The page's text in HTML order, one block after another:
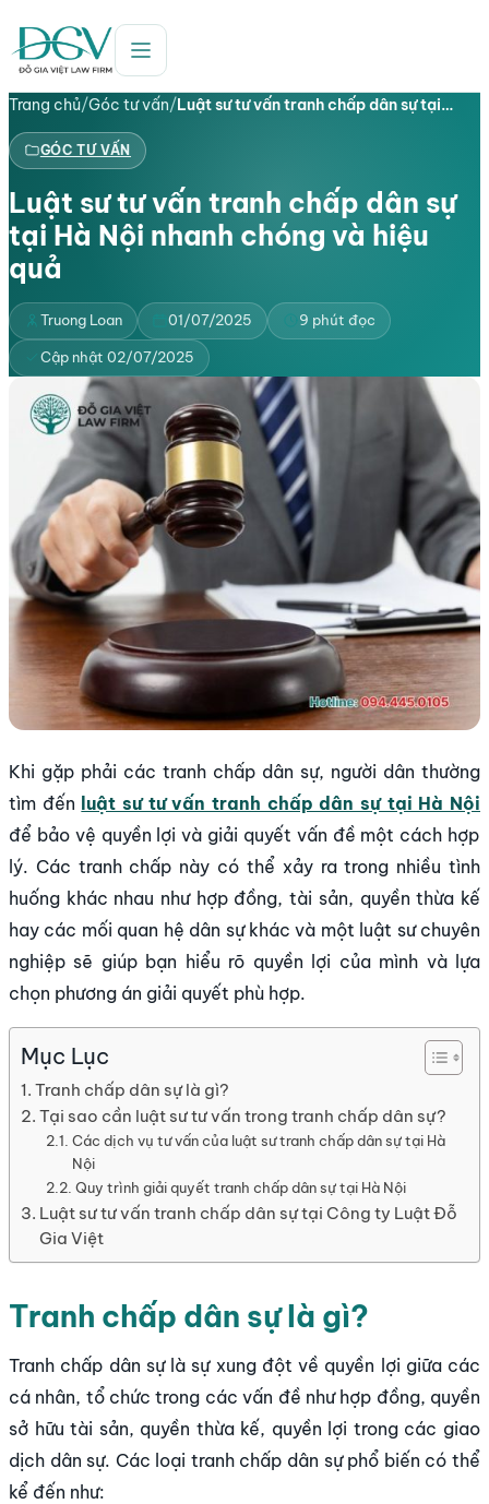
Trang chủ/Góc tư vấn/Luật sư tư vấn tranh chấp dân sự tại…
GÓC TƯ VẤN
Luật sư tư vấn tranh chấp dân sự
tại Hà Nội nhanh chóng và hiệu
quả
Truong Loan 01/07/2025 9 phút đọc
Cập nhật 02/07/2025
Khi gặp phải các tranh chấp dân sự, người dân thường
tìm đến luật sư tư vấn tranh chấp dân sự tại Hà Nội
để bảo vệ quyền lợi và giải quyết vấn đề một cách hợp
lý. Các tranh chấp này có thể xảy ra trong nhiều tình
huống khác nhau như hợp đồng, tài sản, quyền thừa kế
hay các mối quan hệ dân sự khác và một luật sư chuyên
nghiệp sẽ giúp bạn hiểu rõ quyền lợi của mình và lựa
chọn phương án giải quyết phù hợp.
Mục Lục
Tranh chấp dân sự là gì?
Tại sao cần luật sư tư vấn trong tranh chấp dân sự?
Các dịch vụ tư vấn của luật sư tranh chấp dân sự tại Hà
Nội
Quy trình giải quyết tranh chấp dân sự tại Hà Nội
Luật sư tư vấn tranh chấp dân sự tại Công ty Luật Đỗ
Gia Việt
Tranh chấp dân sự là gì?
Tranh chấp dân sự là sự xung đột về quyền lợi giữa các
cá nhân, tổ chức trong các vấn đề như hợp đồng, quyền
sở hữu tài sản, quyền thừa kế, quyền lợi trong các giao
dịch dân sự. Các loại tranh chấp dân sự phổ biến có thể
kể đến như: